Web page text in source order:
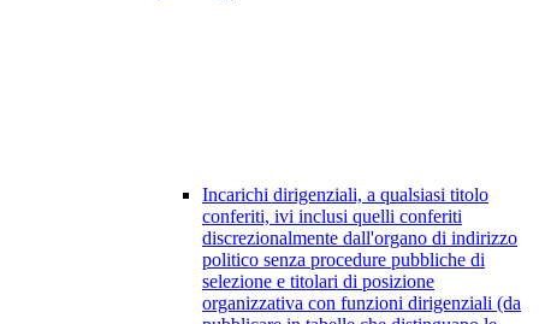
Incarichi dirigenziali, a qualsiasi titolo
conferiti, ivi inclusi quelli conferiti
discrezionalmente dall'organo di indirizzo
politico senza procedure pubbliche di
selezione e titolari di posizione
organizzativa con funzioni dirigenziali (da